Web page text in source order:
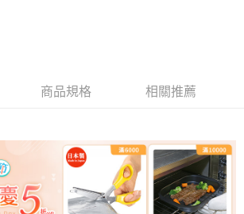
商品規格 相關推薦